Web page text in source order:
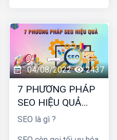
lượng truy cập hơn đến
trang web. Trong bài
viết này, cùngHIGtìm
hiểu chi tiết về dịch vụ
này nhá !
04/08/2022 2437
7 PHƯƠNG PHÁP
SEO HIỆU QUẢ
BẠN NÊN BIẾT
SEO là gì ?